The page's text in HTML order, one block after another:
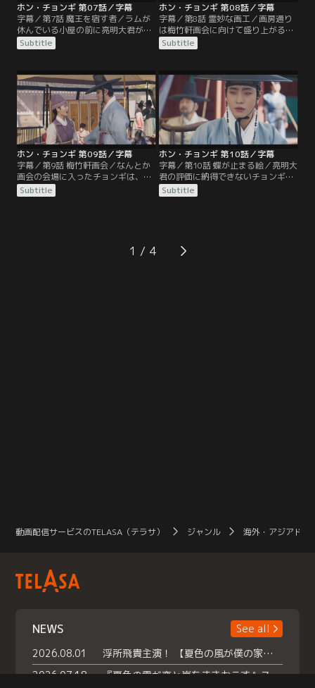
ホン・チョンギ 第07話／字幕
字幕／第7話 魔王を宿す者／ラムが
休んでいる小屋の前に亮明大君がや
ってきて、チョンギと出会う。その
様子をミスと朱香大君が遠目に観察
みたいと考えているが、ミスは、魔
王がラムの中にいるのではないかと
怪しむ。
Subtitle
ホン・チョンギ 第08話／字幕
字幕／第8話 霊妙な画工／画房通り
は梅竹軒画会に向けて盛り上がる。
亮明大君は模作画工も参加するだろ
うと予測する。聖画（ソンファ）ハ
には霊妙な画工が必要だという話を
亮明大君に伝え、画会でその者を見
つけようと言う。
Subtitle
ホン・チョンギ 第09話／字幕
字幕／第9話 梅竹軒画会／なんとか
画会の会場に入ったチョンギは、ラ
ムを席まで案内する。チョンギに応
援の言葉をかけるラム。名だたる画
Subtitle
ホン・チョンギ 第10話／字幕
字幕／第10話 蝶が止まる絵／亮明大
君の評価に納得できないチョンギ
は、口答えをして去ろうとするが、
ハン・ゴンはチョンギの絵を高く評
り…。
Subtitle
1
動画配信サービスのTELASA（テラサ） ジャンル 海外・アジアドラ
NEWS
See all
2026.08.01
浮所飛貴主演！ 【夏色の風が僕の家にやってきた】 本日よりテラサで独占配信スタート！
2026.07.18
『夏色の雲が恋と嵐をまきおこす』スペシャルメイキング 【Part1】2026年７月18日（土）23時30分～配信スタート！話題のシーンの裏側を大公開！豪華キャスト大集合！ 『武宮家 真夏の家族会議』開催！